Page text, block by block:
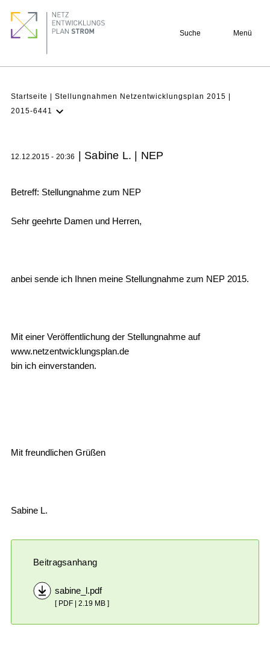
zum
Inhalt
Suche Menü
Pfadnavigation
Startseite
Stellungnahmen Netzentwicklungsplan 2015
2015-6441
Beteiligung
12.12.2015 - 20:36 | Sabine L. | NEP
Betreff: Stellungnahme zum NEP
Sehr geehrte Damen und Herren,
anbei sende ich Ihnen meine Stellungnahme zum NEP 2015.
Mit einer Veröffentlichung der Stellungnahme auf
www.netzentwicklungsplan.de
bin ich einverstanden.
Mit freundlichen Grüßen
Sabine L.
Beitragsanhang
sabine_l.pdf
[ PDF | 2.19 MB ]
quick
links